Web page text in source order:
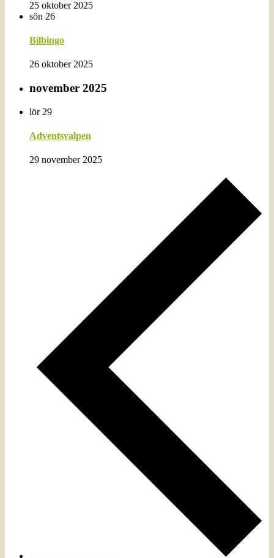
25 oktober 2025
sön 26
Bilbingo
26 oktober 2025
november 2025
lör 29
Adventsvalpen
29 november 2025